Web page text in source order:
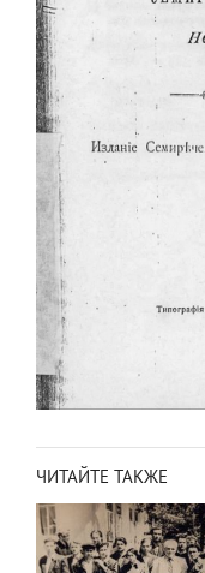
ЧИТАЙТЕ ТАКЖЕ